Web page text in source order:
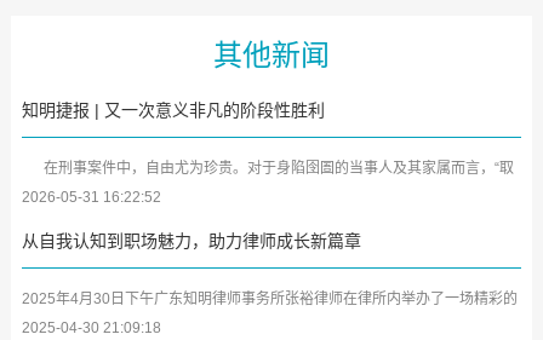
其他新闻
知明捷报 | 又一次意义非凡的阶段性胜利
在刑事案件中，自由尤为珍贵。对于身陷囹圄的当事人及其家属而言，“取
保候审”犹如黑暗中的一缕曙光。近日，广东知明律师事务所又传来喜...
2026-05-31 16:22:52
从自我认知到职场魅力，助力律师成长新篇章
2025年4月30日下午广东知明律师事务所张裕律师在律所内举办了一场精彩的
学习分享会，将其参加深圳市律师协会第二期女律师研修班及中小律所管理合
2025-04-30 21:09:18